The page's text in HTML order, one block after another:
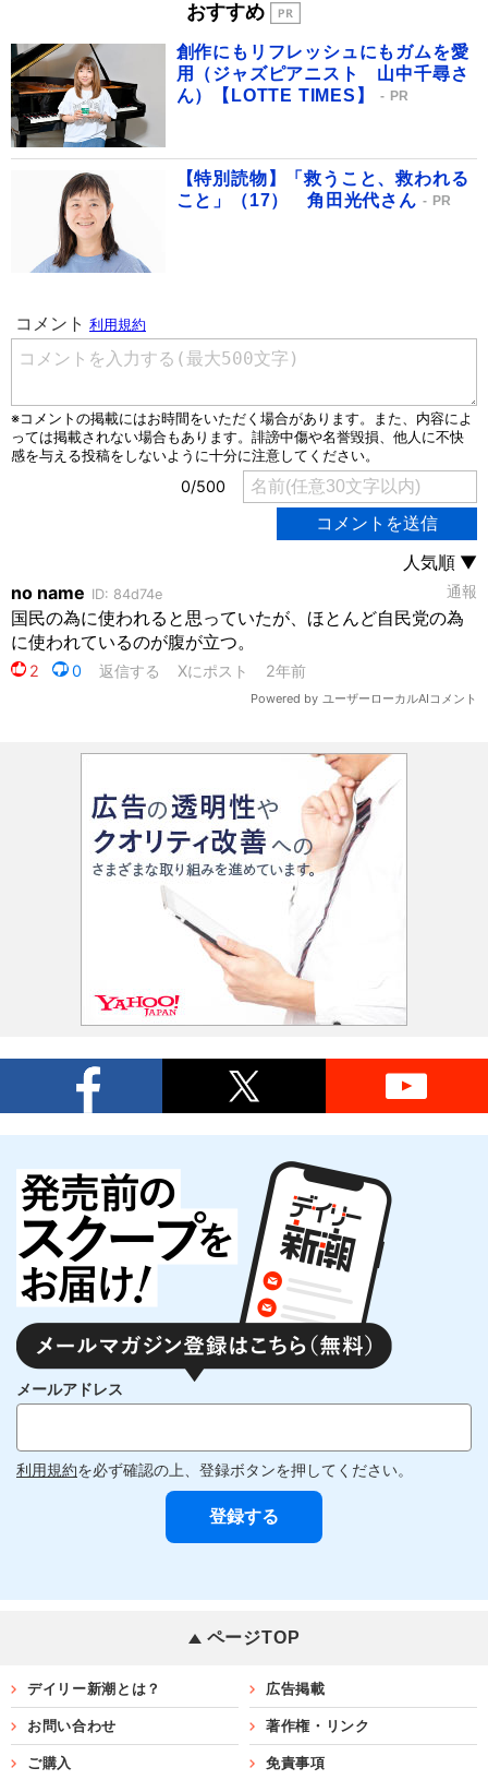
おすすめ
創作にもリフレッシュにもガムを愛
用（ジャズピアニスト 山中千尋さ
ん）【LOTTE TIMES】
PR
【特別読物】「救うこと、救われる
こと」（17） 角田光代さん
PR
メールアドレス
利用規約を必ず確認の上、登録ボタンを押してください。
ページTOP
デイリー新潮とは？ 広告掲載
お問い合わせ 著作権・リンク
ご購入 免責事項